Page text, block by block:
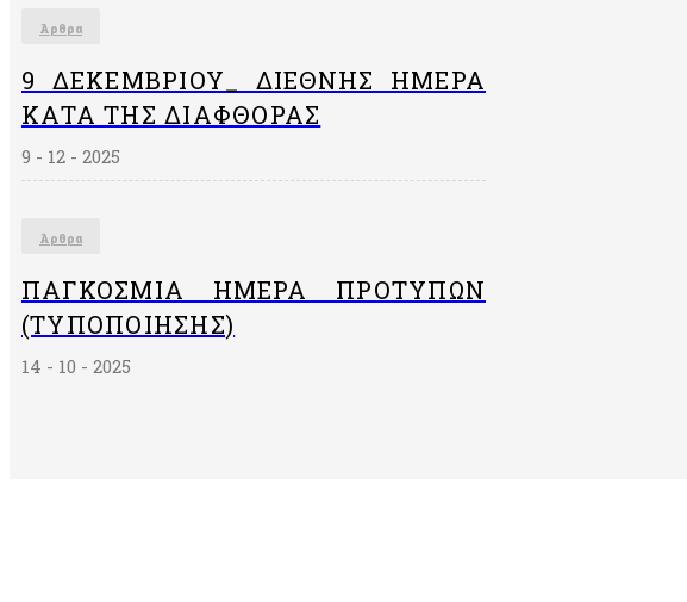
Άρθρα
9 ΔΕΚΕΜΒΡΙΟΥ_ ΔΙΕΘΝΗΣ ΗΜΕΡΑ
ΚΑΤΑ ΤΗΣ ΔΙΑΦΘΟΡΑΣ
9 - 12 - 2025
Άρθρα
ΠΑΓΚΌΣΜΙΑ ΗΜΈΡΑ ΠΡΟΤΎΠΩΝ
(ΤΥΠΟΠΟΊΗΣΗΣ)
14 - 10 - 2025